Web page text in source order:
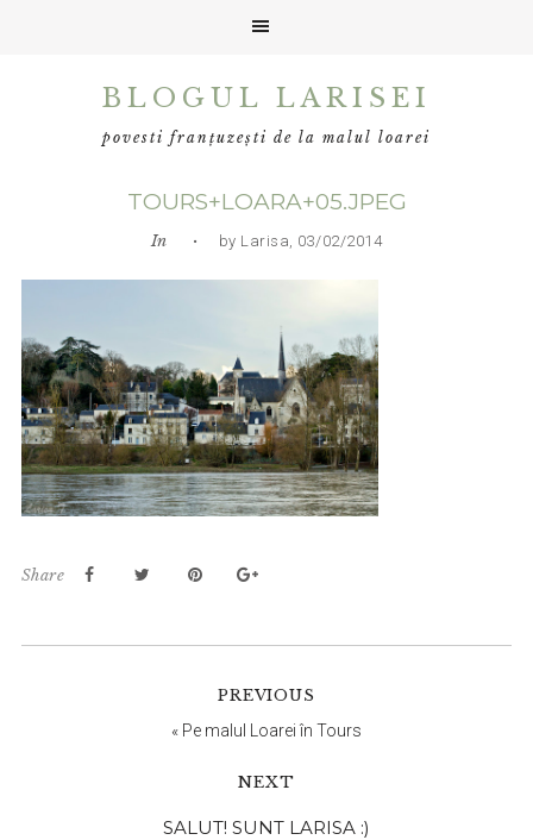
BLOGUL LARISEI
povesti franțuzești de la malul loarei
TOURS+LOARA+05.JPEG
In • by Larisa, 03/02/2014
Share
PREVIOUS
« Pe malul Loarei în Tours
NEXT
SALUT! SUNT LARISA :)